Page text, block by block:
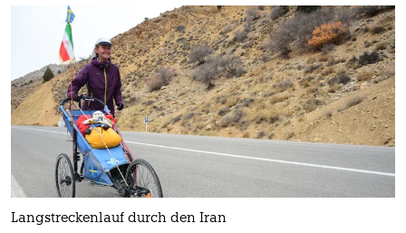
Langstreckenlauf durch den Iran